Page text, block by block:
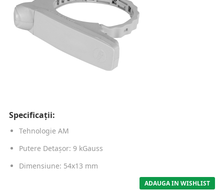
Specificații:
Tehnologie AM
Putere Detașor: 9 kGauss
Dimensiune: 54x13 mm
ADAUGA IN WISHLIST